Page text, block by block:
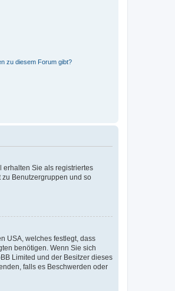
zu diesem Forum gibt?
erhalten Sie als registriertes
zu Benutzergruppen und so
USA, welches festlegt, dass
benötigen. Wenn Sie sich
Limited und der Besitzer dieses
falls es Beschwerden oder